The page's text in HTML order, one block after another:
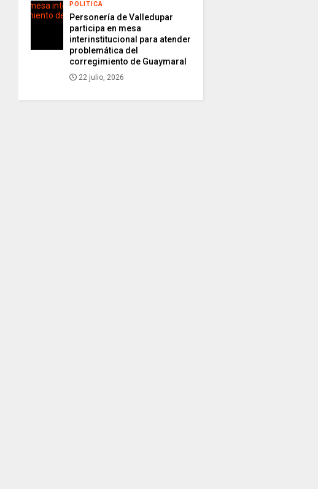
POLITICA
Personería de Valledupar
participa en mesa
interinstitucional para atender
problemática del
corregimiento de Guaymaral
22 julio, 2026